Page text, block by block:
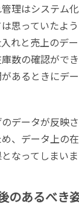
理はシステム
思っていたよ
れと売上のデ
数の確認ができ
あるときにデ
データが反映
、データ上の
なってしまいま
のあるべき